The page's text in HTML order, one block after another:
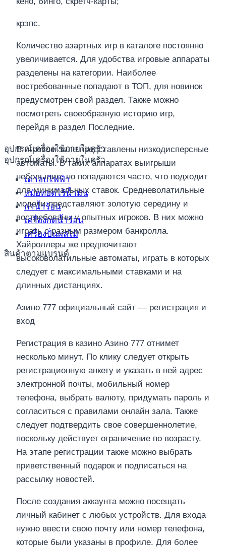
อุปกรณ์เครื่องใช้ภายในครัว
อุปกรณ์เครื่องใช้ภายในครัว
เตาอบไฟฟ้า
หม้อทอดไร้น้ำมัน
กาน้ำร้อน
เครื่องกดน้ำร้อน
เครื่องปั่นผลไม้
สินค้าตามแบรนด์
крэпс.
Количество азартных игр в каталоге постоянно
увеличивается. Для удобства игровые аппараты
разделены на категории. Наиболее
востребованные попадают в ТОП, для новинок
предусмотрен свой раздел. Также можно
посмотреть своеобразную историю игр,
перейдя в раздел Последние.
В игровом зале представлены низкодисперсные
автоматы. В таких аппаратах выигрыши
небольшие, но попадаются часто, что подходит
для минимальных ставок. Средневолатильные
модели представляют золотую середину и
востребованы у опытных игроков. В них можно
играть с разным размером банкролла.
Хайроллеры же предпочитают
высоковолатильные автоматы, играть в которых
следует с максимальными ставками и на
длинных дистанциях.
Азино 777 официальный сайт — регистрация и
вход
Регистрация в казино Азино 777 отнимет
несколько минут. По клику следует открыть
регистрационную анкету и указать в ней адрес
электронной почты, мобильный номер
телефона, выбрать валюту, придумать пароль и
согласиться с правилами онлайн зала. Также
следует подтвердить свое совершеннолетие,
поскольку действует ограничение по возрасту.
На этапе регистрации также можно выбрать
приветственный подарок и подписаться на
рассылку новостей.
После создания аккаунта можно посещать
личный кабинет с любых устройств. Для входа
нужно ввести свою почту или номер телефона,
которые были указаны в профиле. Для более